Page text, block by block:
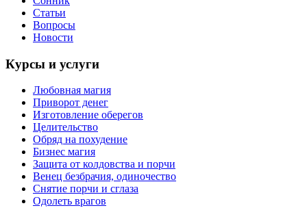
Статьи
Вопросы
Новости
Курсы и услуги
Любовная магия
Приворот денег
Изготовление оберегов
Целительство
Обряд на похудение
Бизнес магия
Защита от колдовства и порчи
Венец безбрачия, одиночество
Снятие порчи и сглаза
Одолеть врагов